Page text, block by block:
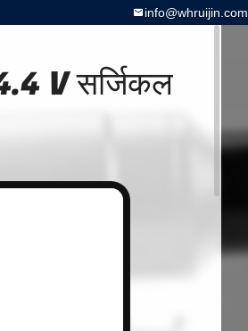
info@whruijin.com
V सर्जिकल